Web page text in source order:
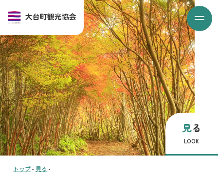
見る
LOOK
トップ - 見る -